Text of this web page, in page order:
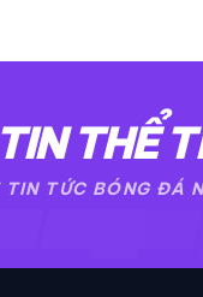
THỂ
TỨC BÓNG ĐÁ